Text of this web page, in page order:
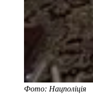
Фото: Нацполіція